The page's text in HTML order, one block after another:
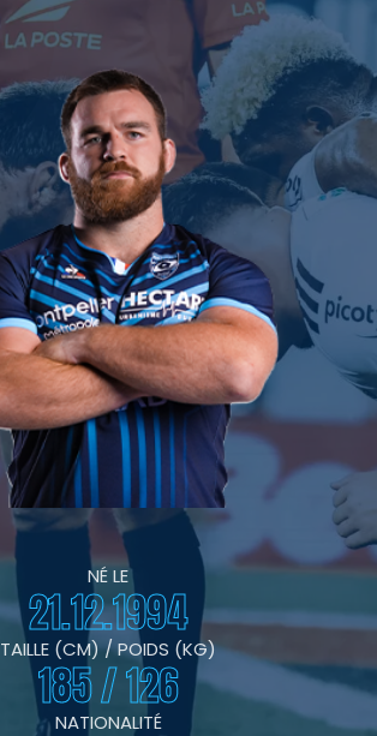
NÉ LE
21.12.1994
TAILLE (CM) / POIDS (KG)
185 / 126
NATIONALITÉ